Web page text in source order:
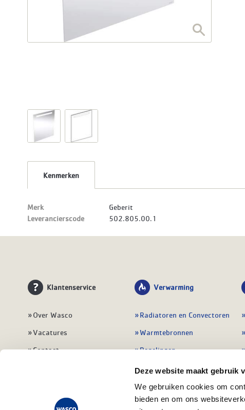
Deze website maakt gebruik
We gebruiken cookies om
bieden en om ons
Kenmerken
Merk
Geberit
Leverancierscode
502.805.00.1
Klantenservice
Over Wasco
Vacatures
Contact
Klant worden
Verwarming
Radiatoren en Convectoren
Warmtebronnen
Regelingen
Vloerverwarming
Leidingwerk
Warmwatertoestellen